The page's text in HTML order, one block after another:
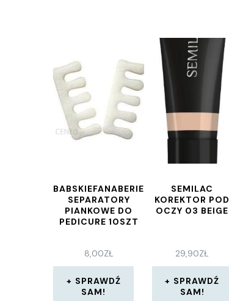
BABSKIEFANABERIE
SEPARATORY
PIANKOWE DO
PEDICURE 10SZT
8,00ZŁ
SPRAWDŹ
SAM!
SEMILAC
KOREKTOR POD
OCZY 03 BEIGE
29,90ZŁ
SPRAWDŹ
SAM!